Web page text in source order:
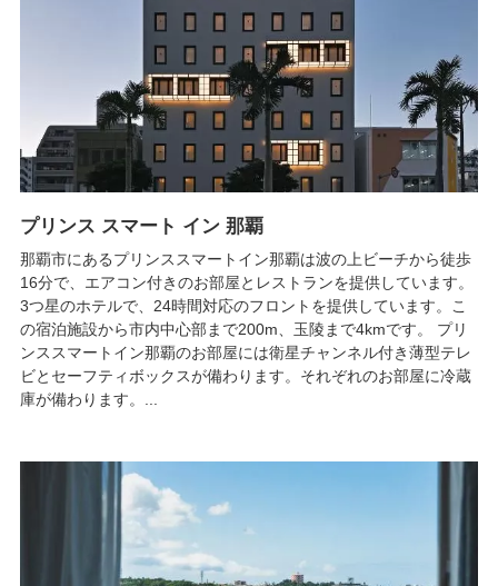
プリンス スマート イン 那覇
那覇市にあるプリンススマートイン那覇は波の上ビーチから徒歩
16分で、エアコン付きのお部屋とレストランを提供しています。
3つ星のホテルで、24時間対応のフロントを提供しています。こ
の宿泊施設から市内中心部まで200m、玉陵まで4kmです。 プリ
ンススマートイン那覇のお部屋には衛星チャンネル付き薄型テレ
ビとセーフティボックスが備わります。それぞれのお部屋に冷蔵
庫が備わります。...